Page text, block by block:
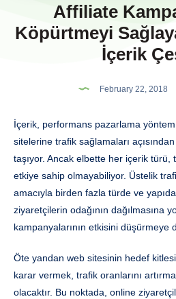
Affiliate
Köpürtmeyi
İçerik
February 22, 2018
İçerik, performans pazarlama
sitelerine trafik sağlamaları
taşıyor. Ancak elbette her içerik türü,
etkiye sahip olmayabiliyor. Üstelik
amacıyla birden fazla türde ve
ziyaretçilerin odağının dağılmasına
kampanyalarının etkisini düşürmeye
Öte yandan web sitesinin hedef
karar vermek, trafik oranlarını
olacaktır. Bu noktada, online